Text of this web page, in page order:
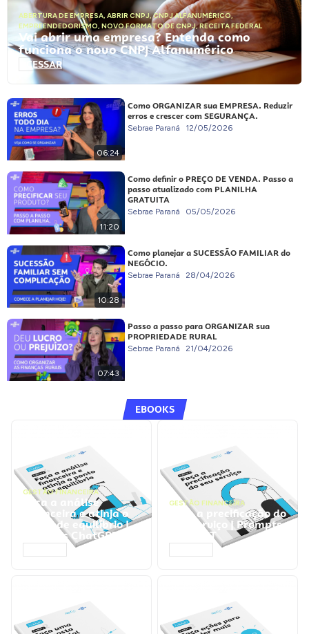
ABERTURA DE EMPRESA, ABRIR CNPJ,CNPJ ALFANUMÉRICO,
EMPREENDEDORISMO, NOVO FORMATO DE CNPJ,RECEITA FEDERAL
Vai abrir uma empresa? Entenda como
funciona o novo CNPJ Alfanumérico
ACESSAR
06:24
Como ORGANIZAR sua EMPRESA. Reduzir
erros e crescer com SEGURANÇA.
Sebrae Paraná 12/05/2026
11:20
Como definir o PREÇO DE VENDA. Passo a
passo atualizado com PLANILHA
GRATUITA
Sebrae Paraná 05/05/2026
10:28
Como planejar a SUCESSÃO FAMILIAR do
NEGÓCIO.
Sebrae Paraná 28/04/2026
07:43
Passo a passo para ORGANIZAR sua
PROPRIEDADE RURAL
Sebrae Paraná 21/04/2026
EBOOKS
GESTÃO FINANCEIRA
Faça a análise
financeira e atinja o
ponto de equilíbrio |
Prompts ChatGPT
GESTÃO FINANCEIRA
Faça a precificação do
seu serviço | Prompts
ChatGPT